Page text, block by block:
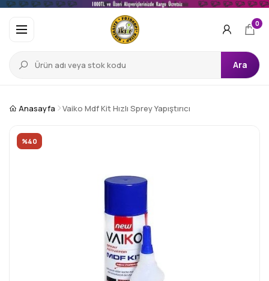
Ara
0
Anasayfa Vaiko Mdf Kit Hızlı Sprey Yapıştırıcı
%40